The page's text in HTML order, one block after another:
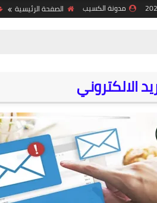
مدونة الكسيب الصفحة الرئيسية
الالكتروني